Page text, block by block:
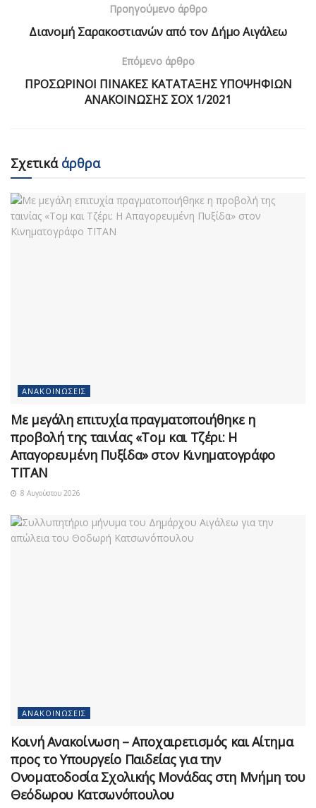
Προηγούμενο άρθρο
Διανομή Σαρακοστιανών από τον Δήμο Αιγάλεω
Επόμενο άρθρο
ΠΡΟΣΩΡΙΝΟΙ ΠΙΝΑΚΕΣ ΚΑΤΑΤΑΞΗΣ ΥΠΟΨΗΦΙΩΝ
ΑΝΑΚΟΙΝΩΣΗΣ ΣΟΧ 1/2021
Σχετικάάρθρα
ΑΝΑΚΟΙΝΏΣΕΙΣ
Με μεγάλη επιτυχία πραγματοποιήθηκε η
προβολή της ταινίας «Τομ και Τζέρι: Η
Απαγορευμένη Πυξίδα» στον Κινηματογράφο
ΤΙΤΑΝ
8 Αυγούστου 2026
ΑΝΑΚΟΙΝΏΣΕΙΣ
Κοινή Ανακοίνωση – Αποχαιρετισμός και Αίτημα
προς το Υπουργείο Παιδείας για την
Ονοματοδοσία Σχολικής Μονάδας στη Μνήμη του
Θεόδωρου Κατσωνόπουλου